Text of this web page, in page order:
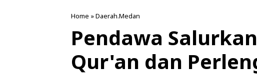
Home »Daerah.Medan
Pendawa
Qur'an dan